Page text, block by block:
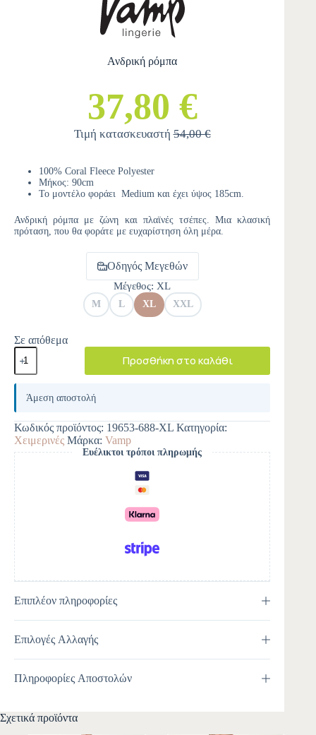
Ανδρική ρόμπα
37,80 €
Τιμή κατασκευαστή54,00 €
100% Coral Fleece Polyester
Μήκος: 90cm
Το μοντέλο φοράει Medium και έχει ύψος 185cm.
Ανδρική ρόμπα με ζώνη και πλαϊνές τσέπες. Μια κλασική
πρόταση, που θα φοράτε με ευχαρίστηση όλη μέρα.
Οδηγός Μεγεθών
Μέγεθος: XL
M L XL XXL
Σε απόθεμα
Προσθήκη στο καλάθι
A
e
r
n
a
t
i
v
e
:
Άμεση αποστολή
Κωδικός προϊόντος: 19653-688-XL Κατηγορία:
Χειμερινές Μάρκα: Vamp
Ευέλικτοι τρόποι πληρωμής
Επιπλέον πληροφορίες
Επιλογές Αλλαγής
Πληροφορίες Αποστολών
Σχετικά προϊόντα